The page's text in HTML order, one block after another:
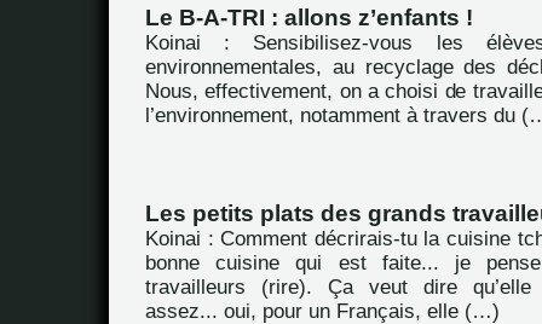
Le B-A-TRI : allons z’enfants !
Koinai : Sensibilisez-vous les
environnementales, au recyclage des
Nous, effectivement, on a choisi de
l’environnement, notamment à travers du
Les petits plats des grands
Koinai : Comment décrirais-tu la cuisine
bonne cuisine qui est faite... je
travailleurs (rire). Ça veut dire
assez... oui, pour un Français, elle (…)